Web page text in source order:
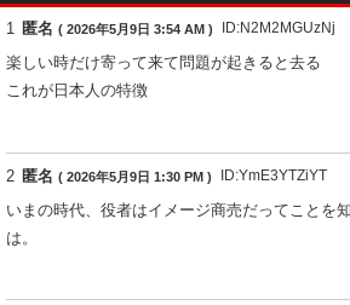
1 匿名 ( 2026年5月9日 3:54 AM ) ID:N2M2MGUzNj
楽しい時だけ寄って来て問題が起きると去る
これが日本人の特徴
2 匿名 ( 2026年5月9日 1:30 PM ) ID:YmE3YTZiYT
いまの時代、役者はイメージ商売だってことを
は。